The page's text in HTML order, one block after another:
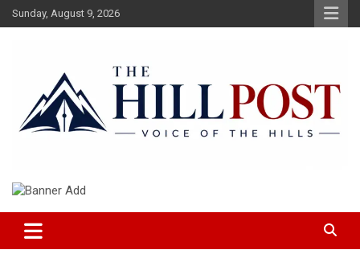
Skip
to
Sunday, August 9, 2026
The Hillpost